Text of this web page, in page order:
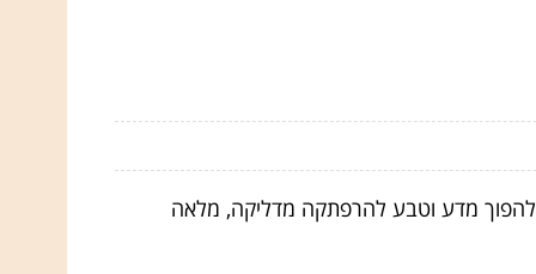
להפוך מדע וטבע להרפתקה מדליקה, מלאה